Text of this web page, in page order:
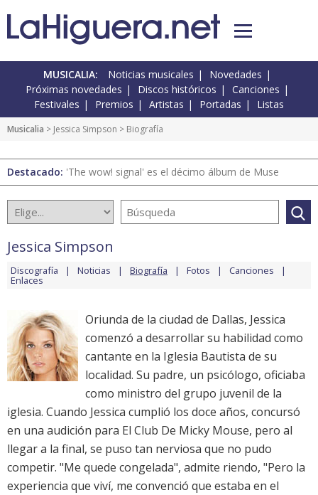
MUSICALIA: Noticias musicales
Novedades
Próximas novedades
Discos históricos
Canciones
Festivales
Premios Artistas Portadas Listas
Musicalia > Jessica Simpson > Biografía
Destacado: 'The wow! signal' es el décimo álbum de Muse
Jessica Simpson
Discografía Noticias Biografía Fotos Canciones
Enlaces
Oriunda de la ciudad de Dallas, Jessica
comenzó a desarrollar su habilidad como
cantante en la Iglesia Bautista de su
localidad. Su padre, un psicólogo, oficiaba
como ministro del grupo juvenil de la
iglesia. Cuando Jessica cumplió los doce años, concursó
en una audición para El Club De Micky Mouse, pero al
llegar a la final, se puso tan nerviosa que no pudo
competir. "Me quede congelada", admite riendo, "Pero la
experiencia que viví, me convenció que estaba en el